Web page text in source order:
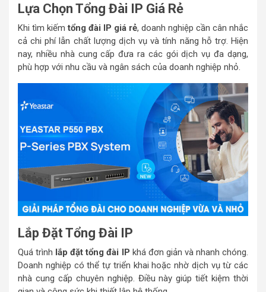
Lựa Chọn Tổng Đài IP Giá Rẻ
Khi tìm kiếmtổng đài IP giá rẻ, doanh nghiệp cần cân nhắc
cả chi phí lẫn chất lượng dịch vụ và tính năng hỗ trợ. Hiện
nay, nhiều nhà cung cấp đưa ra các gói dịch vụ đa dạng,
phù hợp với nhu cầu và ngân sách của doanh nghiệp nhỏ.
Lắp Đặt Tổng Đài IP
Quá trình lắp đặt tổng đài IP khá đơn giản và nhanh chóng.
Doanh nghiệp có thể tự triển khai hoặc nhờ dịch vụ từ các
nhà cung cấp chuyên nghiệp. Điều này giúp tiết kiệm thời